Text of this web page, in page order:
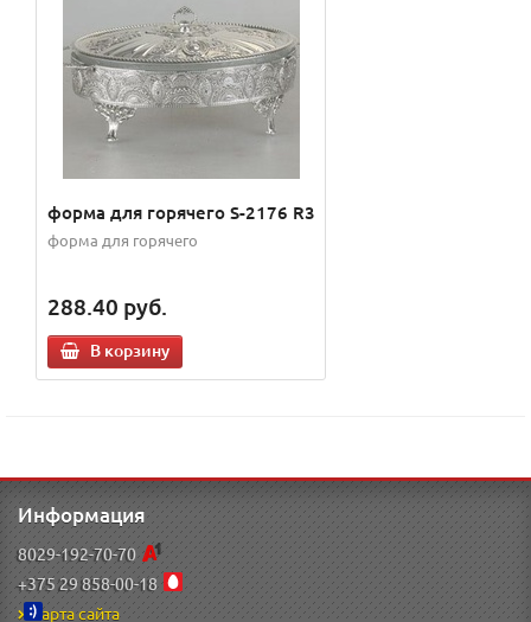
форма для горячего S-2176 R3
форма для горячего
288.40 руб.
В корзину
Информация
8029-192-70-70
+375 29 858-00-18
Карта сайта